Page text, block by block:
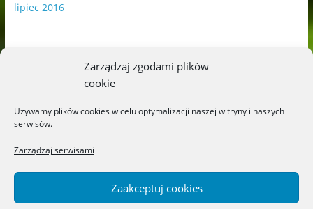
Zarządzaj zgodami plików
cookie
Używamy plików cookies w celu optymalizacji naszej witryny i naszych
serwisów.
Zarządzaj serwisami
Zaakceptuj cookies
lipiec 2016